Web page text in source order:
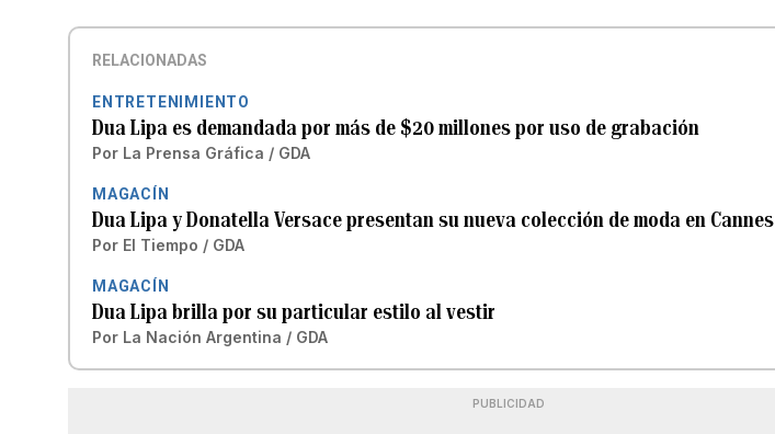
RELACIONADAS
ENTRETENIMIENTO
Dua Lipa es demandada por más de $20 millones por uso de grabación
Por La Prensa Gráfica / GDA
MAGACÍN
Dua Lipa y Donatella Versace presentan su nueva colección de moda en Cannes
Por El Tiempo / GDA
MAGACÍN
Dua Lipa brilla por su particular estilo al vestir
Por La Nación Argentina / GDA
PUBLICIDAD